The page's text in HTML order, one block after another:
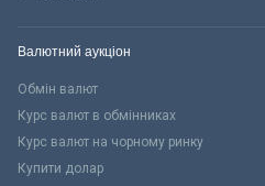
Валютний аукціон
Обмін валют
Курс валют в обмінниках
Курс валют на чорному ринку
Купити долар